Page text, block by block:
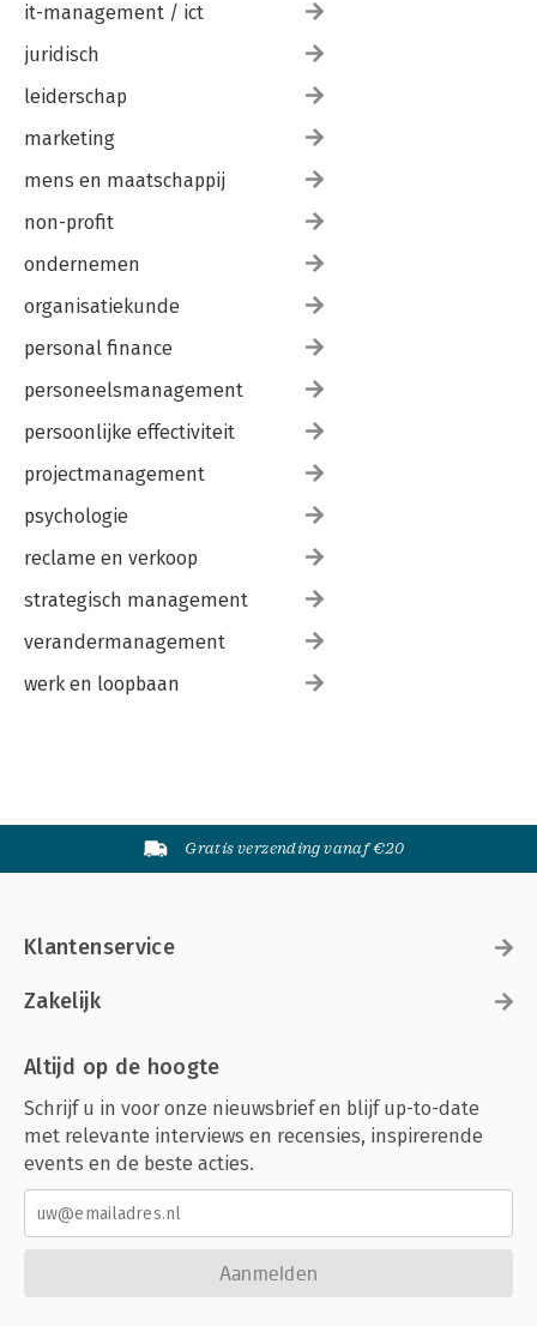
it-management / ict
juridisch
leiderschap
marketing
mens en maatschappij
non-profit
ondernemen
organisatiekunde
personal finance
personeelsmanagement
persoonlijke effectiviteit
projectmanagement
psychologie
reclame en verkoop
strategisch management
verandermanagement
werk en loopbaan
Gratis verzending vanaf €20
Klantenservice
Zakelijk
Altijd op de hoogte
Schrijf u in voor onze nieuwsbrief en blijf up-to-date
met relevante interviews en recensies, inspirerende
events en de beste acties.
Aanmelden